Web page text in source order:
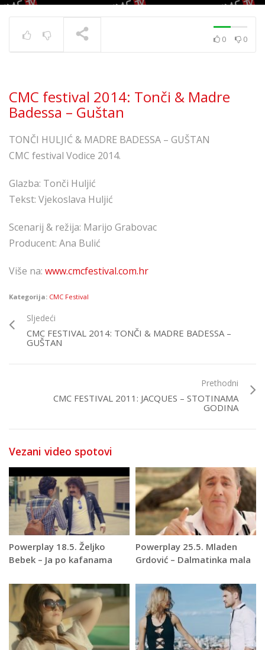
CMC Festival Vodice
0 0
CMC festival 2014: Tonči & Madre
Badessa – Guštan
TONČI HULJIĆ & MADRE BADESSA – GUŠTAN
CMC festival Vodice 2014.
Glazba: Tonči Huljić
Tekst: Vjekoslava Huljić
Scenarij & režija: Marijo Grabovac
Producent: Ana Bulić
Više na: www.cmcfestival.com.hr
Kategorija: CMC Festival
Sljedeći
CMC FESTIVAL 2014: TONČI & MADRE BADESSA –
GUŠTAN
Prethodni
CMC FESTIVAL 2011: JACQUES – STOTINAMA
GODINA
Vezani video spotovi
Powerplay 18.5. Željko
Bebek – Ja po kafanama
Powerplay 25.5. Mladen
Grdović – Dalmatinka mala